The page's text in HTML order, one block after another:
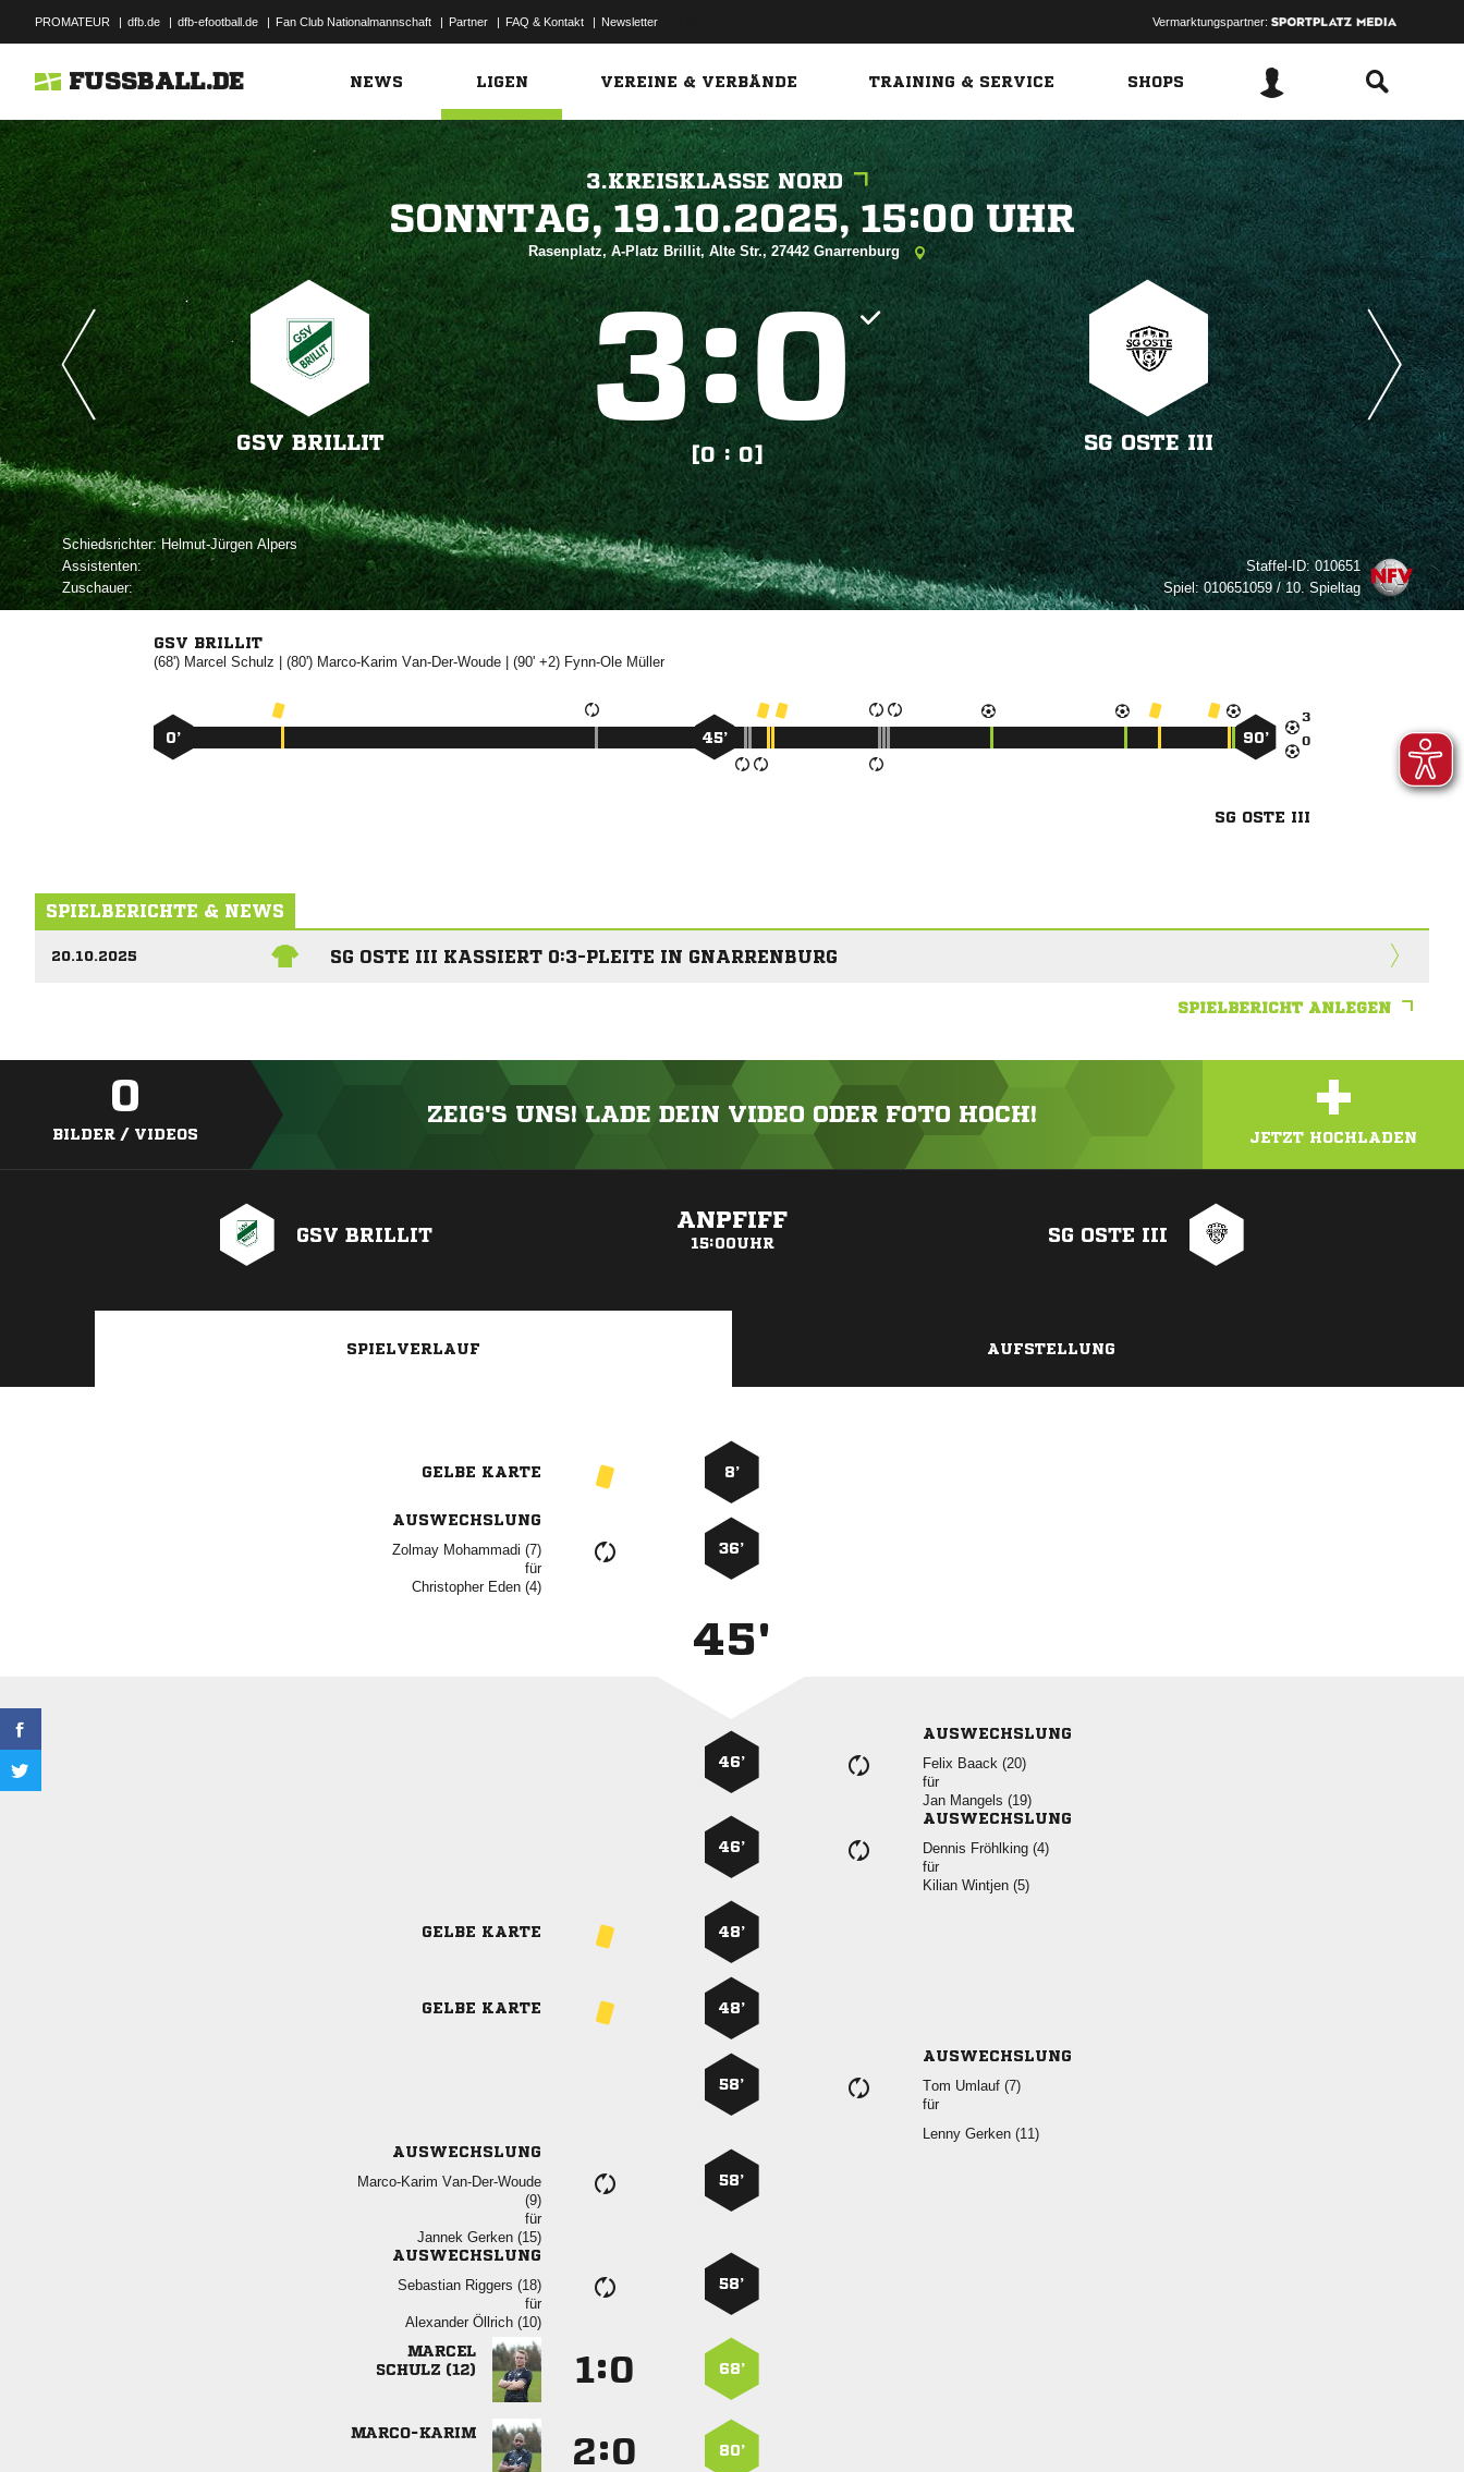
PROMATEUR | dfb.de | dfb-efootball.de | Fan Club Nationalmannschaft | Partner | FAQ & Kontakt | Newsletter Vermarktungspartner:
FUSSBALL.DE NEWS LIGEN VEREINE & VERBÄNDE TRAINING & SERVICE SHOPS
3.KREISKLASSE NORD
   
Rasenplatz, A-Platz Brillit, Alte Str., 27442 Gnarrenburg
GSV BRILLIT
:
[0 : 0]
SG OSTE III
Schiedsrichter: 
Assistenten:
Zuschauer:
Staffel-ID:010651
Spiel:010651059 / 10. Spieltag
GSV BRILLIT
(68')   | (80')  | (90' +2) 


0’ 45’ 90’
SG OSTE III
SPIELBERICHTE & NEWS
20.10.2025 SG OSTE III KASSIERT 0:3-PLEITE IN GNARRENBURG
SPIELBERICHT ANLEGEN
0
BILDER / VIDEOS
ZEIG'S UNS! LADE DEIN VIDEO ODER FOTO HOCH! +
JETZT HOCHLADEN
GSV BRILLIT
ANPFIFF
15:00UHR SG OSTE III
SPIELVERLAUF AUFSTELLUNG
GELBE KARTE 8’
AUSWECHSLUNG
  
für
  
36’
45'
46’
AUSWECHSLUNG
  
für
  
46’
AUSWECHSLUNG
  
für
  
GELBE KARTE 48’
GELBE KARTE 48’
58’
AUSWECHSLUNG
  
für
  
AUSWECHSLUNG
 

für
  
58’
AUSWECHSLUNG
  
für
  
58’

 
: 68’
 : 80’